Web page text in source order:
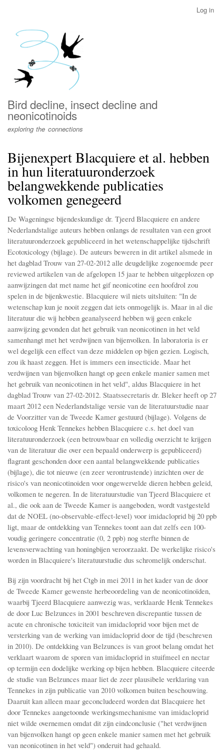
menu
Log in
Bird decline, insect decline and
neonicotinoids
exploring the connections
Bijenexpert Blacquiere et al. hebben
in hun literatuuronderzoek
belangwekkende publicaties
volkomen genegeerd
De Wageningse bijendeskundige dr. Tjeerd Blacquiere en andere
Nederlandstalige auteurs hebben onlangs de resultaten van een groot
literatuuronderzoek gepubliceerd in het wetenschappelijke tijdschrift
Ecotoxicology (bijlage). De auteurs beweren in dit artikel alsmede in
het dagblad Trouw van 27-02-2012 alle deugdelijke zogenoemde peer
reviewed artikelen van de afgelopen 15 jaar te hebben uitgeplozen op
aanwijzingen dat met name het gif neonicotine een hoofdrol zou
spelen in de bijenkwestie. Blacquiere wil niets uitsluiten: "In de
wetenschap kun je nooit zeggen dat iets onmogelijk is. Maar in al die
literatuur die wij hebben geanalyseerd hebben wij geen enkele
aanwijzing gevonden dat het gebruik van neonicotinen in het veld
samenhangt met het verdwijnen van bijenvolken. In laboratoria is er
wel degelijk een effect van deze middelen op bijen gezien. Logisch,
zou ik haast zeggen. Het is immers een insecticide. Maar het
verdwijnen van bijenvolken hangt op geen enkele manier samen met
het gebruik van neonicotinen in het veld", aldus Blacquiere in het
dagblad Trouw van 27-02-2012. Staatssecretaris dr. Bleker heeft op 27
maart 2012 een Nederlandstalige versie van de literatuurstudie naar
de Voorzitter van de Tweede Kamer gestuurd (bijlage). Volgens de
toxicoloog Henk Tennekes hebben Blacquiere c.s. het doel van
literatuuronderzoek (een betrouwbaar en volledig overzicht te krijgen
van de literatuur die over een bepaald onderwerp is gepubliceerd)
flagrant geschonden door een aantal belangwekkende publicaties
(bijlage), die tot nieuwe (en zeer verontrustende) inzichten over de
risico's van neonicotinoiden voor ongewervelde dieren hebben geleid,
volkomen te negeren. In de literatuurstudie van Tjeerd Blacquiere et
al., die ook aan de Tweede Kamer is aangeboden, wordt vastgesteld
dat de NOEL (no-observable-effect-level) voor imidacloprid bij 20 ppb
ligt, maar de ontdekking van Tennekes toont aan dat zelfs een 100-
voudig geringere concentratie (0, 2 ppb) nog sterfte binnen de
levensverwachting van honingbijen veroorzaakt. De werkelijke risico's
worden in Blacquiere's literatuurstudie dus schromelijk onderschat.
Bij zijn voordracht bij het Ctgb in mei 2011 in het kader van de door
de Tweede Kamer gewenste herbeoordeling van de neonicotinoïden,
waarbij Tjeerd Blacquiere aanwezig was, verklaarde Henk Tennekes
de door Luc Belzunces in 2001 beschreven discrepantie tussen de
acute en chronische toxiciteit van imidacloprid voor bijen met de
versterking van de werking van imidacloprid door de tijd (beschreven
in 2010). De ontdekking van Belzunces is van groot belang omdat het
verklaart waarom de sporen van imidacloprid in stuifmeel en nectar
op termijn een dodelijke werking op bijen hebben. Blacquiere citeerde
de studie van Belzunces maar liet de zeer plausibele verklaring van
Tennekes in zijn publicatie van 2010 volkomen buiten beschouwing.
Daaruit kan alleen maar geconcludeerd worden dat Blacquiere het
door Tennekes aangetoonde werkingsmechanisme van imidacloprid
niet wilde overnemen omdat dit zijn eindconclusie ("het verdwijnen
van bijenvolken hangt op geen enkele manier samen met het gebruik
van neonicotinen in het veld") onderuit had gehaald.